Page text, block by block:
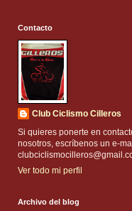
Contacto
Club Ciclismo Cilleros
Si quieres ponerte en
nosotros, escríbenos un e-
Ver todo mi perfil
Archivo del blog